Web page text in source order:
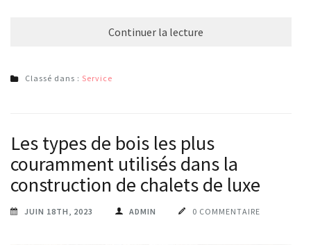
Continuer la lecture
Classé dans : Service
Les types de bois les plus
couramment utilisés dans la
construction de chalets de luxe
JUIN 18TH, 2023 ADMIN 0 COMMENTAIRE